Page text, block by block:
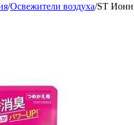
/Освежители воздуха/ST